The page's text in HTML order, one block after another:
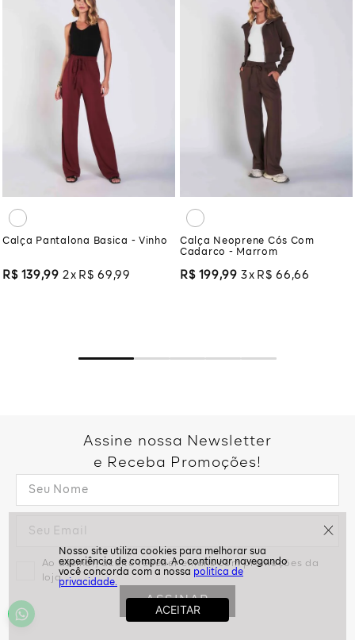
politíca de
privacidade.
Calça Pantalona Basica - Vinho
R$ 139,99 2 R$ 69 ,99
Calça Neoprene Cós Com
Cadarco - Marrom
R$ 199,99 3 R$ 66 ,66
Assine nossa Newsletter
e Receba Promoções!
Ao assinar, aceito receber emails com promoções da
loja
ASSINAR